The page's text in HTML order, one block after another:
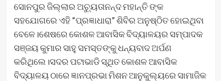
ସୋନପୁର ଜିଲ୍ଲାର ଅଚ୍ୟୁତାନନ୍ଦ ମହାନ୍ତି ଙ୍କ
ସହଯୋଗରେ ଏହି “ପ୍ରଜ୍ଞାଧାରା” ଶିବିର ଅନୁଷ୍ଠିତ ହୋଇଥିବା
ବେଳେ।ଶେଷରେ କୋଶଳ ଆବାସିକ ବିଦ୍ୟାଳୟର ସମ୍ପାଦକ
ସଞ୍ଜୟ କୁମାର ସାହୁ ସମସ୍ତଙ୍କୁ ଧନ୍ୟବାଦ ଅର୍ପଣ
କରିଥିଲେ।ସଦର ପଟାଭାଡି ସ୍ଥିତ କୋଶଳ ଆବାସିକ
ବିଦ୍ୟାଳୟ ଠାରେ ଜ୍ଞାନପ୍ରଭା ମିଶନ ଆନୁକୁଲ୍ୟରେ ସାମାଜିକ